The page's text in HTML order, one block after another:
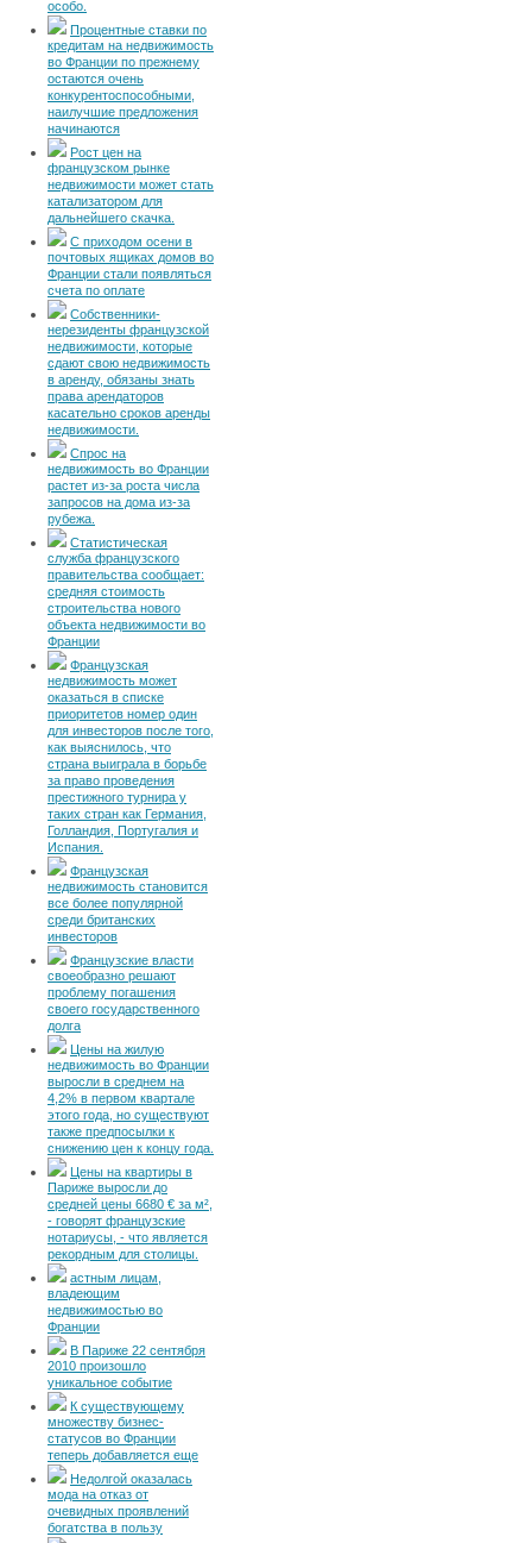
особо.
Процентные ставки по
кредитам на недвижимость
во Франции по прежнему
остаются очень
конкурентоспособными,
наилучшие предложения
начинаются
Рост цен на
французском рынке
недвижимости может стать
катализатором для
дальнейшего скачка.
С приходом осени в
почтовых ящиках домов во
Франции стали появляться
счета по оплате
Собственники-
нерезиденты французской
недвижимости, которые
сдают свою недвижимость
в аренду, обязаны знать
права арендаторов
касательно сроков аренды
недвижимости.
Спрос на
недвижимость во Франции
растет из-за роста числа
запросов на дома из-за
рубежа.
Статистическая
служба французского
правительства сообщает:
средняя стоимость
строительства нового
объекта недвижимости во
Франции
Французская
недвижимость может
оказаться в списке
приоритетов номер один
для инвесторов после того,
как выяснилось, что
страна выиграла в борьбе
за право проведения
престижного турнира у
таких стран как Германия,
Голландия, Португалия и
Испания.
Французская
недвижимость становится
все более популярной
среди британских
инвесторов
Французские власти
своеобразно решают
проблему погашения
своего государственного
долга
Цены на жилую
недвижимость во Франции
выросли в среднем на
4,2% в первом квартале
этого года, но существуют
также предпосылки к
снижению цен к концу года.
Цены на квартиры в
Париже выросли до
средней цены 6680 € за м²,
- говорят французские
нотариусы, - что является
рекордным для столицы.
астным лицам,
владеющим
недвижимостью во
Франции
В Париже 22 сентября
2010 произошло
уникальное событие
К существующему
множеству бизнес-
статусов во Франции
теперь добавляется еще
Недолгой оказалась
мода на отказ от
очевидных проявлений
богатства в пользу